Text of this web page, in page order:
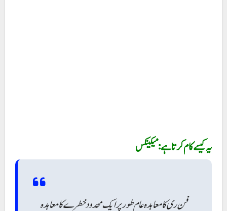
یہ کیسے کام کرتا ہے: میکینکس
فن ری کا معاہدہ عام طور پر ایک محدود خطرے کا معاہدہ